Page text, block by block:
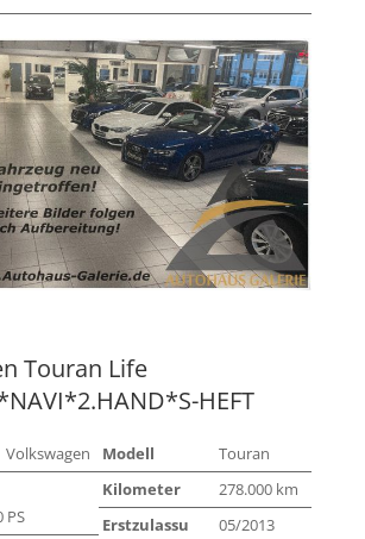
Touran Life
HEFT
Volkswagen Modell
Touran
PS
Kilometer
278.000 km
Erstzulassu
05/2013